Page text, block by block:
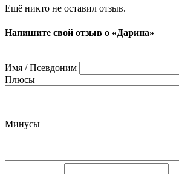
Ещё никто не оставил отзыв.
Напишите свой отзыв о «Дарина»
Имя / Псевдоним
Плюсы
Минусы